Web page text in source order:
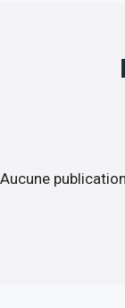
Aucune